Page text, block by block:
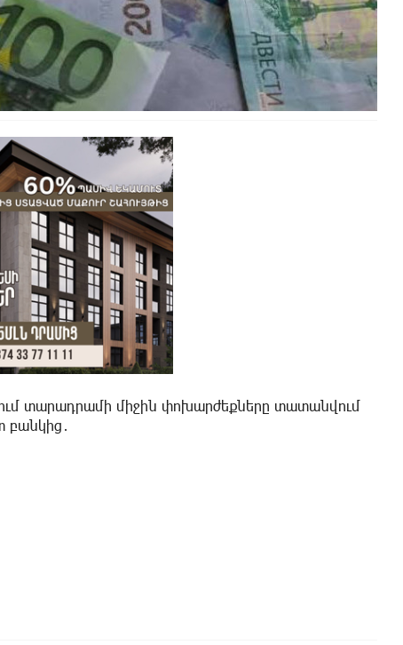
տարադրամի միջին փոխարժեքները տատանվում
բանկից․